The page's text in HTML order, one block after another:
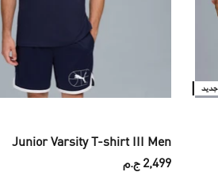
جديد
Junior Varsity T-shirt III Men
2,499 ج.م